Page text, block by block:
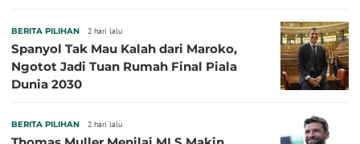
BERITA PILIHAN 2 hari lalu
Spanyol Tak Mau Kalah dari Maroko,
Ngotot Jadi Tuan Rumah Final Piala
Dunia 2030
BERITA PILIHAN 2 hari lalu